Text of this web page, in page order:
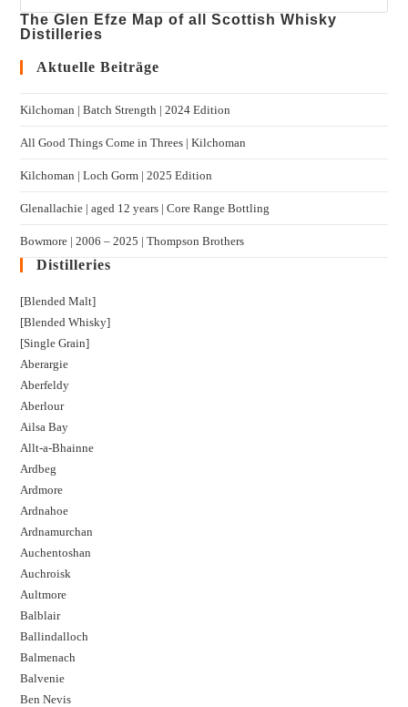
The Glen Efze Map of all Scottish Whisky
Distilleries
Aktuelle Beiträge
Kilchoman | Batch Strength | 2024 Edition
All Good Things Come in Threes | Kilchoman
Kilchoman | Loch Gorm​ | 2025 Edition
Glenallachie | aged 12 years | Core Range Bottling
Bowmore | 2006 – 2025 | Thompson Brothers
Distilleries
[Blended Malt]
[Blended Whisky]
[Single Grain]
Aberargie
Aberfeldy
Aberlour
Ailsa Bay
Allt-a-Bhainne
Ardbeg
Ardmore
Ardnahoe
Ardnamurchan
Auchentoshan
Auchroisk
Aultmore
Balblair
Ballindalloch
Balmenach
Balvenie
Ben Nevis